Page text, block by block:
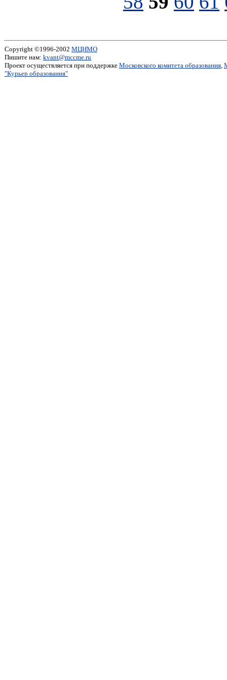
Copyright ©1996-2002 МЦНМО
Пишите нам: kvant@mccme.ru
Проект осуществляется при поддержке Московского комитета образования,
"Курьер образования"